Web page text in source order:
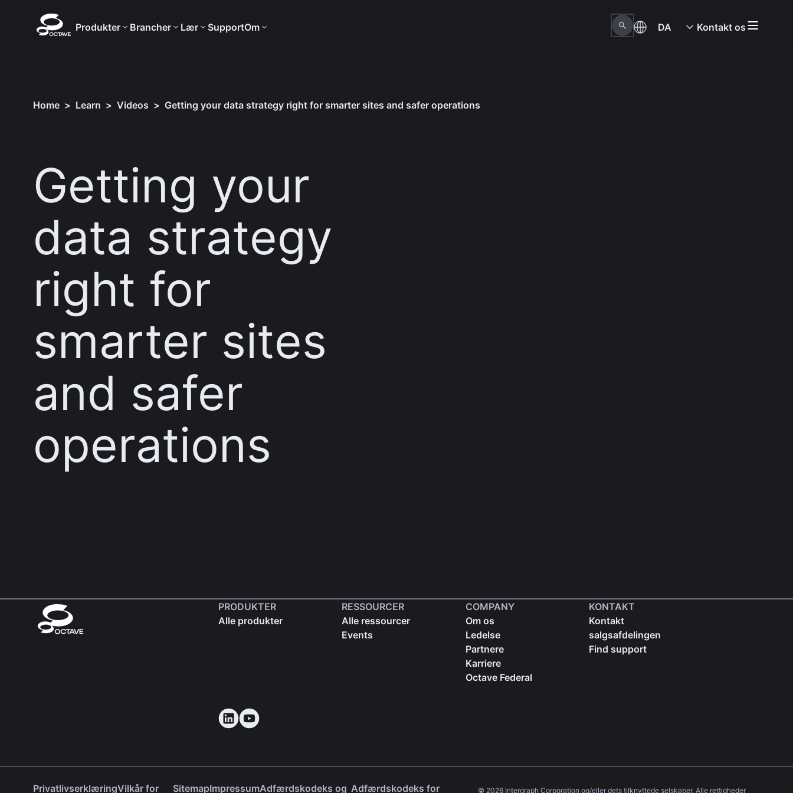
Produkter Brancher Lær SupportOm DA Kontakt os
Home > Learn > Videos > Getting your data strategy right for smarter sites and safer operations
Getting your
data strategy
right for
smarter sites
and safer
operations
PRODUKTER
Alle produkter
RESSOURCER
Alle ressourcer
Events
COMPANY
Om os
Ledelse
Partnere
Karriere
Octave Federal
KONTAKT
Kontakt
salgsafdelingen
Find support
PrivatlivserklæringVilkår for SitemapImpressumAdfærdskodeks og Adfærdskodeks for © 2026 Intergraph Corporation og/eller dets tilknyttede selskaber. Alle rettigheder